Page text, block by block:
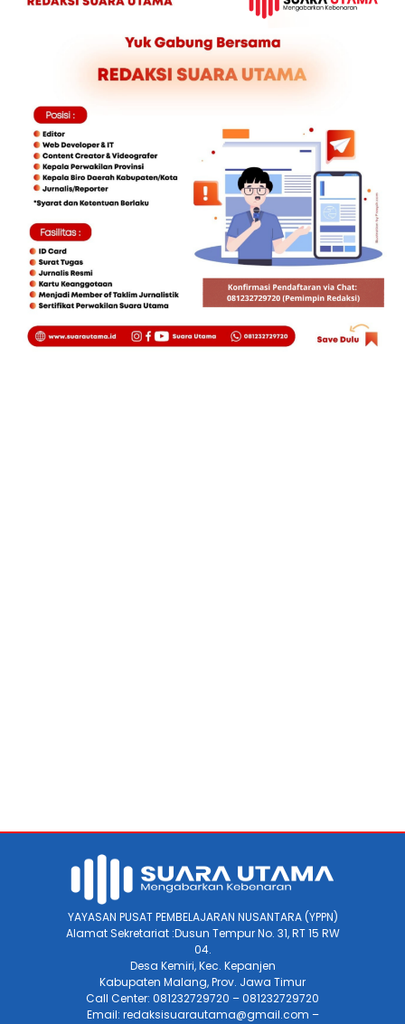
YAYASAN PUSAT PEMBELAJARAN NUSANTARA (YPPN)
Alamat Sekretariat :Dusun Tempur No. 31, RT 15 RW
04.
Desa Kemiri, Kec. Kepanjen
Kabupaten Malang, Prov. Jawa Timur
Call Center: 081232729720 – 081232729720
Email: redaksisuarautama@gmail.com –